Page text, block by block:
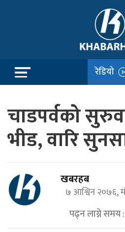
रेडियो
चाडपर्वको
भीड, वारि
खबरहब
७ आश्विन २०७६,
पढ्न लाग्ने समय :